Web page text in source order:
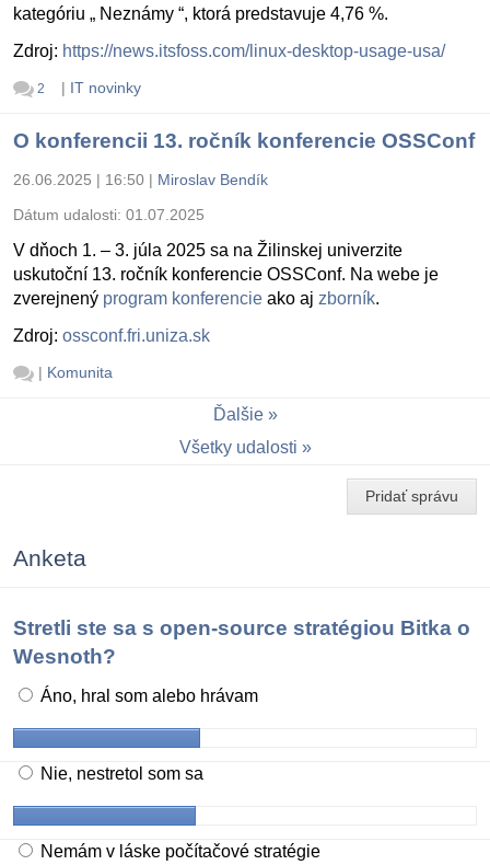
kategóriu „ Neznámy “, ktorá predstavuje 4,76 %.
Zdroj: https://news.itsfoss.com/linux-desktop-usage-usa/
2 | IT novinky
O konferencii 13. ročník konferencie OSSConf
26.06.2025 | 16:50 | Miroslav Bendík
Dátum udalosti: 01.07.2025
V dňoch 1. – 3. júla 2025 sa na Žilinskej univerzite
uskutoční 13. ročník konferencie OSSConf. Na webe je
zverejnený program konferencie ako aj zborník.
Zdroj: ossconf.fri.uniza.sk
| Komunita
Ďalšie
Všetky udalosti
Pridať správu
Anketa
Stretli ste sa s open-source stratégiou Bitka o
Wesnoth?
Áno, hral som alebo hrávam
Nie, nestretol som sa
Nemám v láske počítačové stratégie